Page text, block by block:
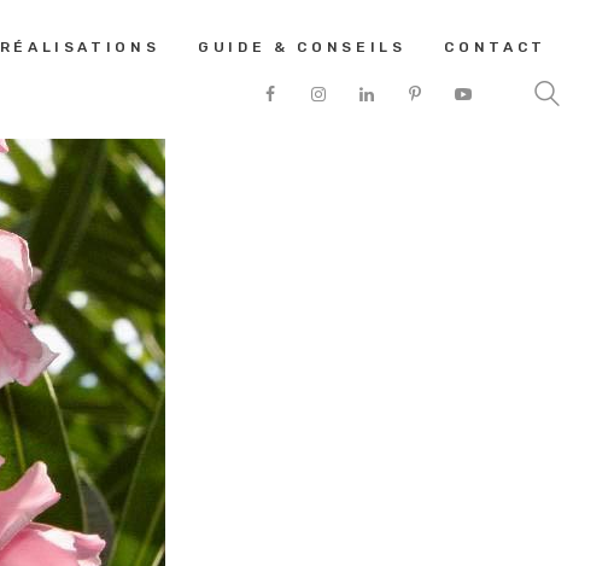
RÉALISATIONS GUIDE & CONSEILS CONTACT